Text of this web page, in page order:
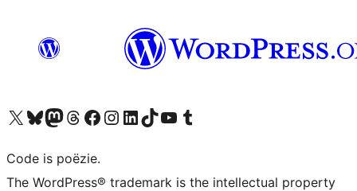
Bezoek ons X (voorheen Twitter) account
Bezoek ons Bluesky account
Bezoek ons Mastodon account
Bezoek ons Threads account
Onze Facebook pagina bezoeken
Bezoek ons Instagram account
Bezoek ons LinkedIn account
Bezoek ons TikTok account
Bezoek ons YouTube kanaalBezoek ons Tumblr account
Code is poëzie.
The WordPress® trademark is the intellectual property